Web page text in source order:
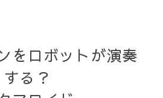
をロボットが演奏
する？